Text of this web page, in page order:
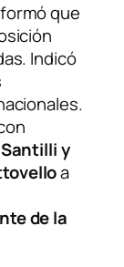
que
Indicó
y
a
de la